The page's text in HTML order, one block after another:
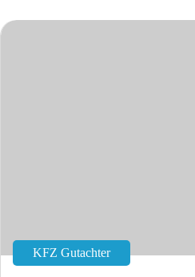
KFZ Gutachter